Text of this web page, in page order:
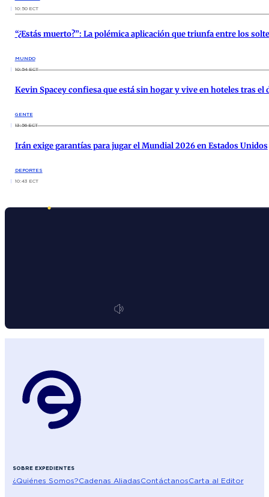
10:50 ECT
“¿Estás muerto?”: La polémica aplicación que triunfa entre los
MUNDO
10:54 ECT
Kevin Spacey confiesa que está sin hogar y vive en hoteles tras
GENTE
13:56 ECT
Irán exige garantías para jugar el Mundial 2026 en Estados Unidos
DEPORTES
10:43 ECT
SOBRE EXPEDIENTES
¿Quiénes Somos?Cadenas AliadasContáctanosCarta al Editor